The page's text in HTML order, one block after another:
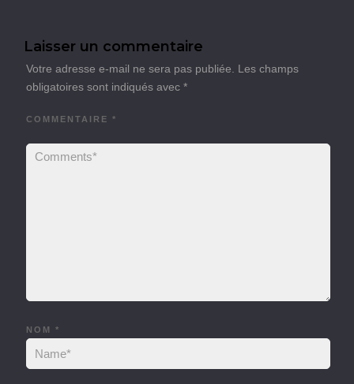
Laisser un commentaire
Votre adresse e-mail ne sera pas publiée.
Les champs
obligatoires sont indiqués avec *
COMMENTAIRE *
NOM *